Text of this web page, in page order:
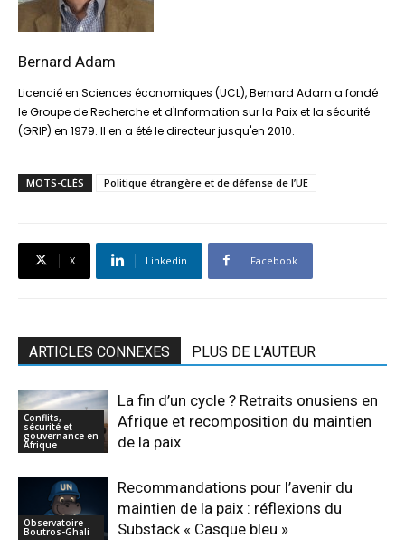
Bernard Adam
Licencié en Sciences économiques (UCL), Bernard Adam a fondé
le Groupe de Recherche et d'Information sur la Paix et la sécurité
(GRIP) en 1979. Il en a été le directeur jusqu'en 2010.
MOTS-CLÉS Politique étrangère et de défense de l’UE
X Linkedin Facebook
ARTICLES CONNEXES PLUS DE L'AUTEUR
Conflits,
sécurité et
gouvernance en
Afrique
La fin d’un cycle ? Retraits onusiens en
Afrique et recomposition du maintien
de la paix
Observatoire
Boutros-Ghali
Recommandations pour l’avenir du
maintien de la paix : réflexions du
Substack « Casque bleu »